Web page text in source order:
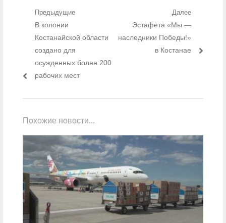
Навигация по записям
Предыдущие
Предыдущий пост:
В колонии
Костанайской области
создано для
осужденных более 200
рабочих мест
Далее
Следующий пост:
Эстафета «Мы —
наследники Победы!»
в Костанае
Похожие новости...